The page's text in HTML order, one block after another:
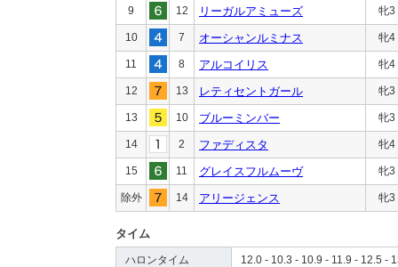
9 12 リーガルアミューズ 牝3
10 7 オーシャンルミナス 牝4
11 8 アルコイリス 牝4
12 13 レティセントガール 牝3
13 10 ブルーミンバー 牝3
14 2 ファディスタ 牝4
15 11 グレイスフルムーヴ 牝3
除外 14 アリージェンス 牝3
タイム
ハロンタイム 12.0 - 10.3 - 10.9 - 11.9 - 12.5 -